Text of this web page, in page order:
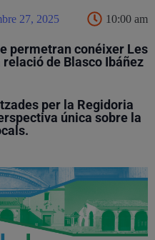
27, 2025 10:00 am
permetran conéixer Les
relació de Blasco Ibáñez
per la Regidoria
única sobre la